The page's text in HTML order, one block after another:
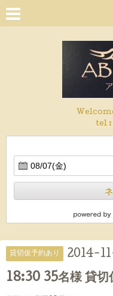
tel :
貸切仮予約あり 2014-
18:30 35名様 貸切